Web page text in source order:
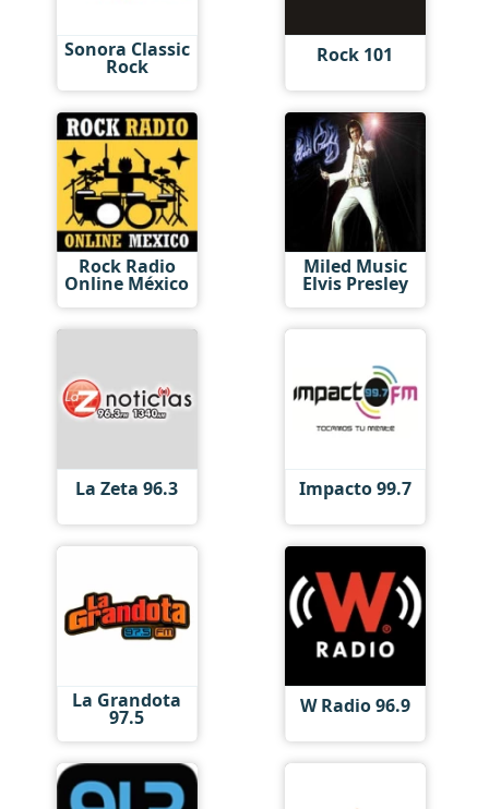
Sonora Classic
Rock Rock 101
Rock Radio
Online México
Miled Music
Elvis Presley
La Zeta 96.3 Impacto 99.7
La Grandota
97.5 W Radio 96.9